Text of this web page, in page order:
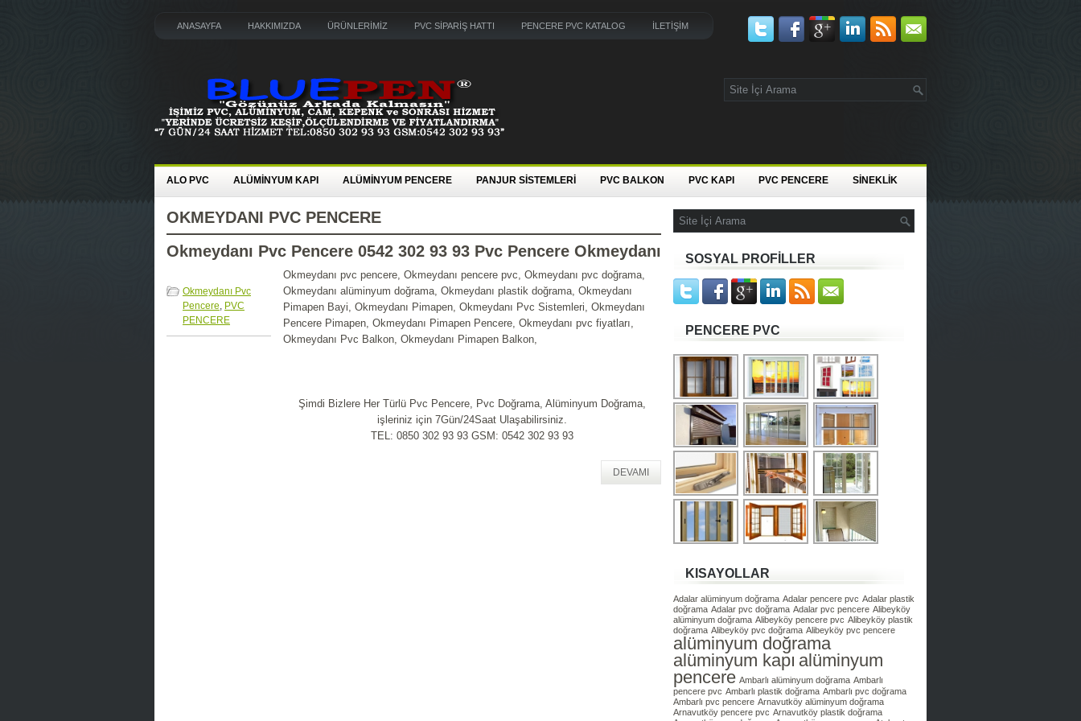
ANASAYFA HAKKIMIZDA ÜRÜNLERİMİZ PVC SİPARİŞ HATTI PENCERE PVC KATALOG İLETİŞİM
ALO PVC ALÜMİNYUM KAPI ALÜMİNYUM PENCERE PANJUR SİSTEMLERİ PVC BALKON PVC KAPI PVC PENCERE SİNEKLİK
OKMEYDANI PVC PENCERE
Okmeydanı Pvc Pencere 0542 302 93 93 Pvc Pencere Okmeydanı
Okmeydanı Pvc
Pencere, PVC
PENCERE
Okmeydanı pvc pencere, Okmeydanı pencere pvc, Okmeydanı pvc doğrama,
Okmeydanı alüminyum doğrama, Okmeydanı plastik doğrama, Okmeydanı
Pimapen Bayi, Okmeydanı Pimapen, Okmeydanı Pvc Sistemleri, Okmeydanı
Pencere Pimapen, Okmeydanı Pimapen Pencere, Okmeydanı pvc fiyatları,
Okmeydanı Pvc Balkon, Okmeydanı Pimapen Balkon,
Şimdi Bizlere Her Türlü Pvc Pencere, Pvc Doğrama, Alüminyum Doğrama,
işleriniz için 7Gün/24Saat Ulaşabilirsiniz.
TEL: 0850 302 93 93 GSM: 0542 302 93 93
DEVAMI
SOSYAL PROFİLLER
PENCERE PVC
KISAYOLLAR
Adalar alüminyum doğrama Adalar pencere pvc Adalar plastik
doğrama Adalar pvc doğrama Adalar pvc pencere Alibeyköy
alüminyum doğrama Alibeyköy pencere pvc Alibeyköy plastik
doğrama Alibeyköy pvc doğrama Alibeyköy pvc pencere
alüminyum doğrama
alüminyum kapı alüminyum
pencere Ambarlı alüminyum doğrama Ambarlı
pencere pvc Ambarlı plastik doğrama Ambarlı pvc doğrama
Ambarlı pvc pencere Arnavutköy alüminyum doğrama
Arnavutköy pencere pvc Arnavutköy plastik doğrama